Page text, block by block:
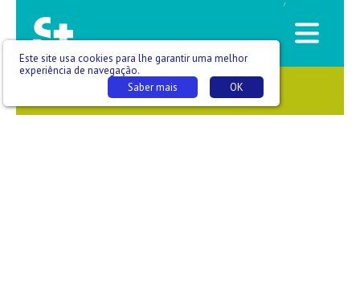
/
SAÚDE QUE SE VÊ
Este site usa cookies para lhe garantir uma melhor
experiência de navegação.
OK
Saber mais